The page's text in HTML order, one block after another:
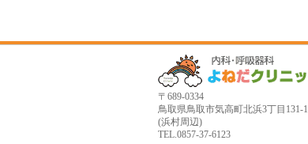
〒689-0334
鳥取県鳥取市気高町北浜3丁目131-1
(浜村周辺)
TEL.0857-37-6123